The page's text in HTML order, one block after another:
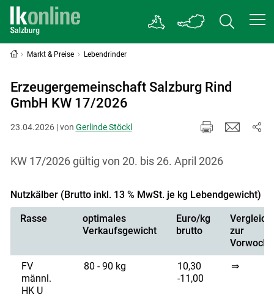
Markt & Preise Lebendrinder
Erzeugergemeinschaft Salzburg Rind
GmbH KW 17/2026
23.04.2026 | von Gerlinde Stöckl
KW 17/2026 gültig von 20. bis 26. April 2026
Nutzkälber (Brutto inkl. 13 % MwSt. je kg Lebendgewicht)
Rasse
optimales
Verkaufsgewicht
Euro/kg
brutto
Vergleich
zur
Vorwoche
FV
männl.
HK U
80 - 90 kg
10,30
-11,00
⇒